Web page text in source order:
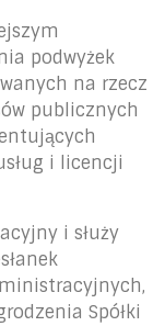
podwyżek
na rzecz
publicznych
i licencji
i służy
Spółki